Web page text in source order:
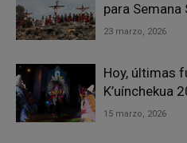
para Semana
23 marzo, 2026
Hoy, últimas
K’uínchekua
15 marzo, 2026